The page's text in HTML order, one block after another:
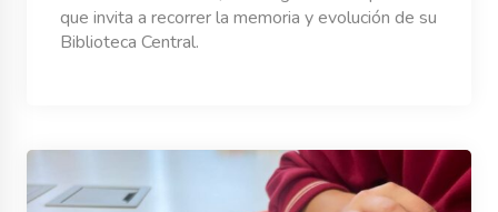
que invita a recorrer la memoria y evolución de su
Biblioteca Central.